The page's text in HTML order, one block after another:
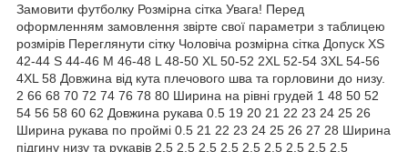
Замовити футболку Розмірна сітка Увага! Перед
оформленням замовлення звірте свої параметри з таблицею
розмірів Переглянути сітку Чоловіча розмірна сітка Допуск XS
42-44 S 44-46 M 46-48 L 48-50 XL 50-52 2XL 52-54 3XL 54-56
4XL 58 Довжина від кута плечового шва та горловини до низу.
2 66 68 70 72 74 76 78 80 Ширина на рівні грудей 1 48 50 52
54 56 58 60 62 Довжина рукава 0.5 19 20 21 22 23 24 25 26
Ширина рукава по проймі 0.5 21 22 23 24 25 26 27 28 Ширина
підгину низу та рукавів 2.5 2.5 2.5 2.5 2.5 2.5 2.5 2.5 2.5